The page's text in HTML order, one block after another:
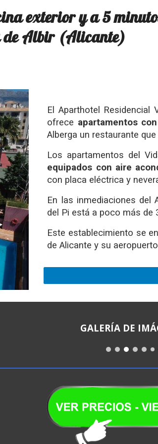
exterior y a 5
Albir (Alicante)
El Aparthotel Residencial
ofrece apartamentos
Alberga un restaurante
Los apartamentos del
equipados con aire
con placa eléctrica y
En las inmediaciones del
del Pi está a poco más de
Este establecimiento se
de Alicante y su
GALERÍA DE